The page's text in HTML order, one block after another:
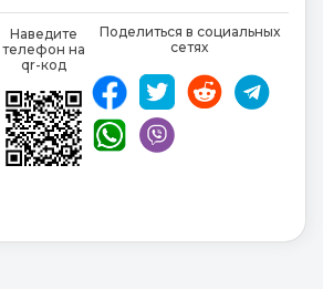
Наведите
телефон на
qr-код
Поделиться в социальных
сетях